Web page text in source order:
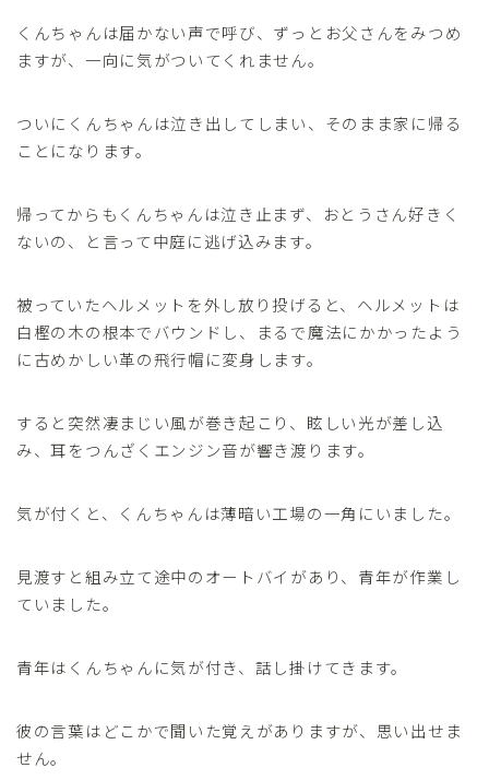
くんちゃんは届かない声で呼び、ずっとお父さんをみつめ
ますが、一向に気がついてくれません。
ついにくんちゃんは泣き出してしまい、そのまま家に帰る
ことになります。
帰ってからもくんちゃんは泣き止まず、おとうさん好きく
ないの、と言って中庭に逃げ込みます。
被っていたヘルメットを外し放り投げると、ヘルメットは
白樫の木の根本でバウンドし、まるで魔法にかかったよう
に古めかしい革の飛行帽に変身します。
すると突然凄まじい風が巻き起こり、眩しい光が差し込
み、耳をつんざくエンジン音が響き渡ります。
気が付くと、くんちゃんは薄暗い工場の一角にいました。
見渡すと組み立て途中のオートバイがあり、青年が作業し
ていました。
青年はくんちゃんに気が付き、話し掛けてきます。
彼の言葉はどこかで聞いた覚えがありますが、思い出せま
せん。